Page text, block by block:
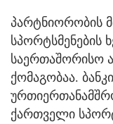
პარტნიორობის
სპორტსმენების
საერთაშორისო
ქომაგობაა.
ქართველი